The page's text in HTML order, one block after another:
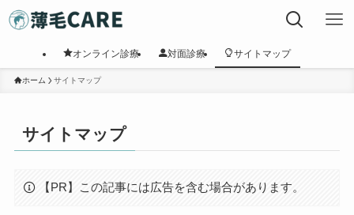
オンライン診療 対面診療 サイトマップ
ホーム サイトマップ
サイトマップ
【PR】この記事には広告を含む場合があります。